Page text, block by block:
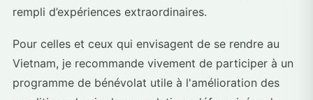
rempli d’expériences extraordinaires.
Pour celles et ceux qui envisagent de se rendre au
Vietnam, je recommande vivement de participer à un
programme de bénévolat utile à l'amélioration des